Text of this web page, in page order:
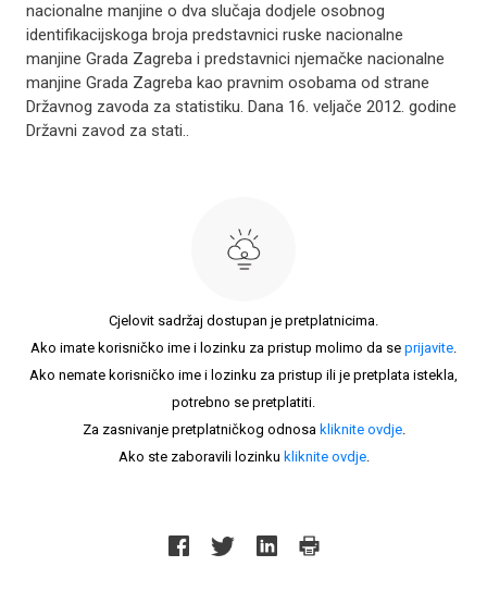
nacionalne manjine o dva slučaja dodjele osobnog
identifikacijskoga broja predstavnici ruske nacionalne
manjine Grada Zagreba i predstavnici njemačke nacionalne
manjine Grada Zagreba kao pravnim osobama od strane
Državnog zavoda za statistiku. Dana 16. veljače 2012. godine
Državni zavod za stati..
Cjelovit sadržaj dostupan je pretplatnicima.
Ako imate korisničko ime i lozinku za pristup molimo da se prijavite.
Ako nemate korisničko ime i lozinku za pristup ili je pretplata istekla,
potrebno se pretplatiti.
Za zasnivanje pretplatničkog odnosa kliknite ovdje.
Ako ste zaboravili lozinku kliknite ovdje.